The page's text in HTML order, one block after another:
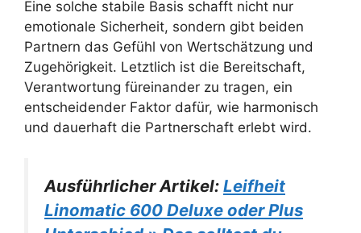
Eine solche stabile Basis schafft nicht nur
emotionale Sicherheit, sondern gibt beiden
Partnern das Gefühl von Wertschätzung und
Zugehörigkeit. Letztlich ist die Bereitschaft,
Verantwortung füreinander zu tragen, ein
entscheidender Faktor dafür, wie harmonisch
und dauerhaft die Partnerschaft erlebt wird.
Ausführlicher Artikel: Leifheit
Linomatic 600 Deluxe oder Plus